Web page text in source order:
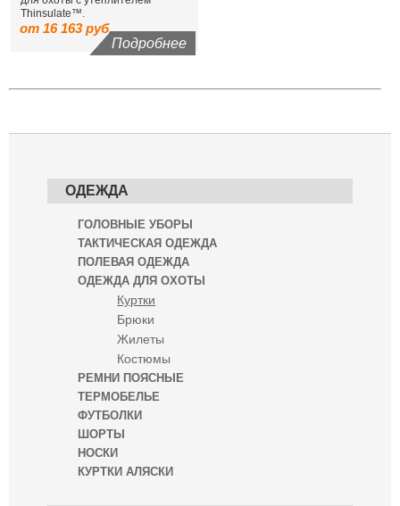
Thinsulate™.
от 16 163 руб.
Подробнее
ОДЕЖДА
ГОЛОВНЫЕ УБОРЫ
ТАКТИЧЕСКАЯ ОДЕЖДА
ПОЛЕВАЯ ОДЕЖДА
ОДЕЖДА ДЛЯ ОХОТЫ
Куртки
Брюки
Жилеты
Костюмы
РЕМНИ ПОЯСНЫЕ
ТЕРМОБЕЛЬЕ
ФУТБОЛКИ
ШОРТЫ
НОСКИ
КУРТКИ АЛЯСКИ